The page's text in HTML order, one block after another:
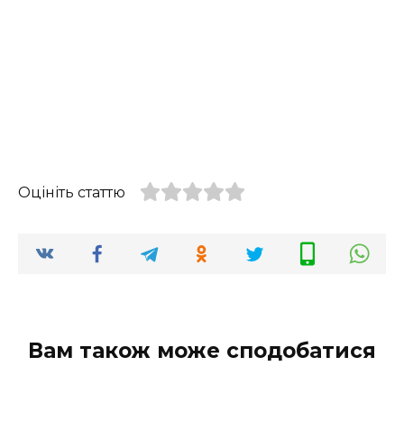
Оцініть статтю
Вам також може сподобатися